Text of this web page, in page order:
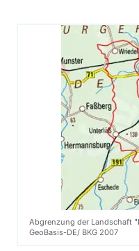
Abgrenzung der Landschaft
GeoBasis-DE/ BKG 2007